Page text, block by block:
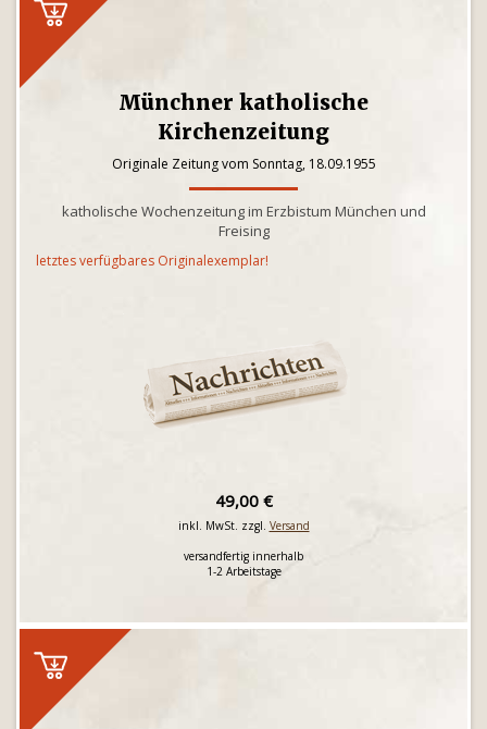
Münchner katholische
Kirchenzeitung
Originale Zeitung vom Sonntag, 18.09.1955
katholische Wochenzeitung im Erzbistum München und
Freising
letztes verfügbares Originalexemplar!
49,00 €
inkl. MwSt. zzgl. Versand
versandfertig innerhalb
1-2 Arbeitstage